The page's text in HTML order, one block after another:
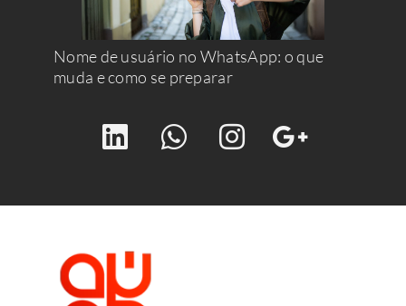
Nome de usuário no WhatsApp: o que
muda e como se preparar